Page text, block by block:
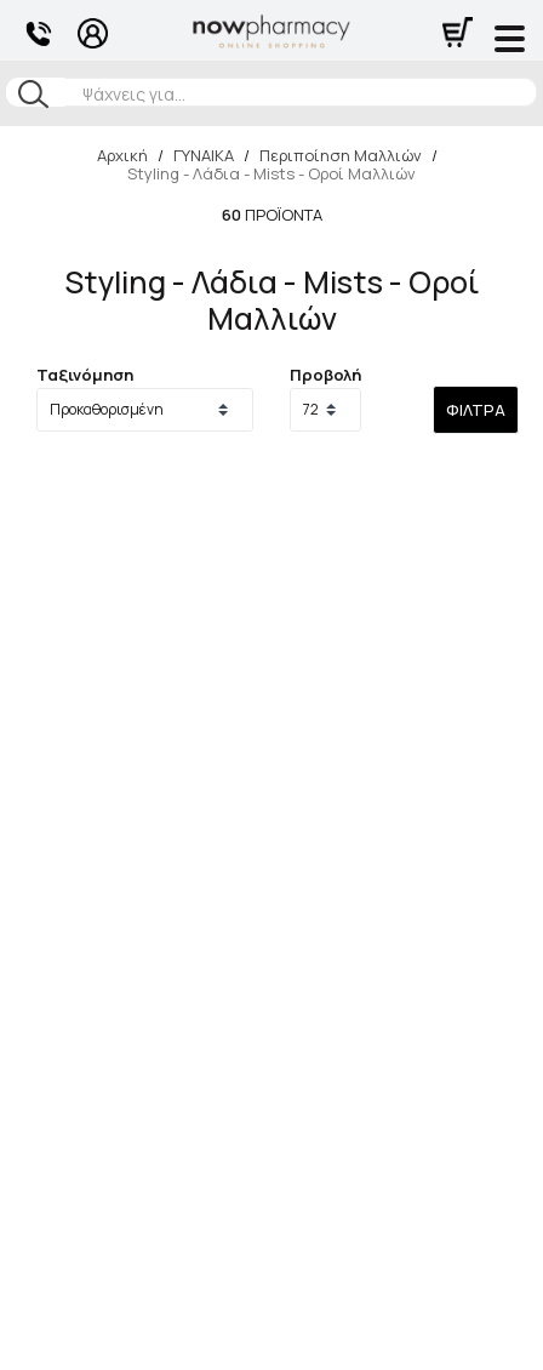
Αναζήτηση
Αρχική / ΓΥΝΑΙΚΑ / Περιποίηση Μαλλιών /
Styling - Λάδια - Mists - Οροί Μαλλιών
60ΠΡΟΪΌΝΤΑ
Styling - Λάδια - Mists - Οροί
Μαλλιών
Ταξινόμηση
Προβολή
ΦΊΛΤΡΑ